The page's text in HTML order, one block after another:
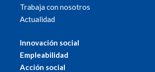
Trabaja con nosotros
Actualidad
Innovación social
Empleabilidad
Acción social